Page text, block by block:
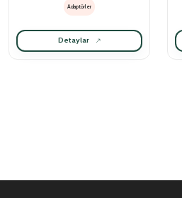
Adaptörler
Detaylar